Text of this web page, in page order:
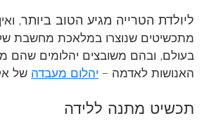
ליולדת הטרייה מגיע הטוב ביותר,
מתכשיטים שנוצרו במלאכת מחשבת של
בעולם, ובהם משובצים יהלומים שהם
האנושות לאדמה – יהלום מעבדה של
תכשיט מתנה ללידה